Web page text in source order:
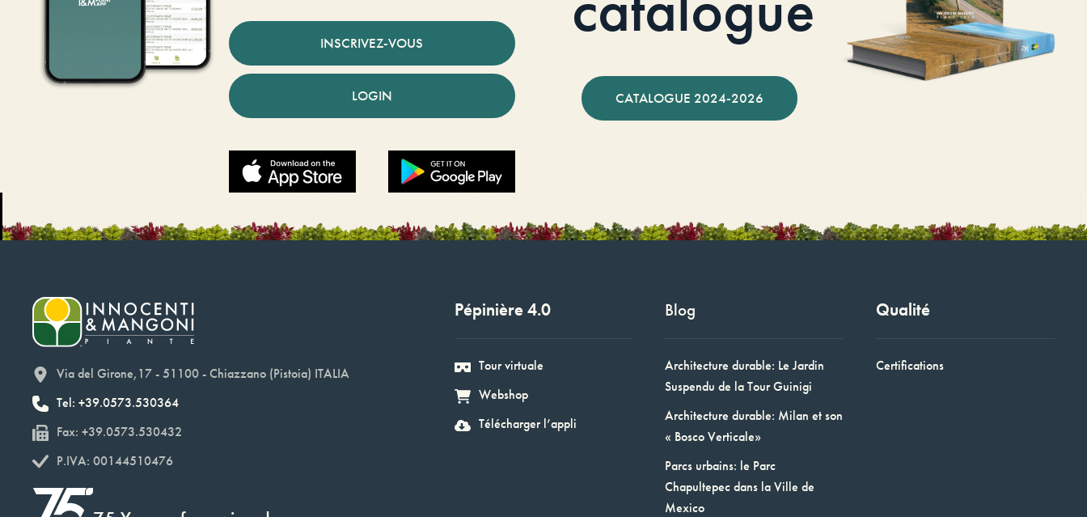
INSCRIVEZ-VOUS
LOGIN CATALOGUE 2024-2026
Via del Girone,17 - 51100 - Chiazzano (Pistoia) ITALIA
Tel: +39.0573.530364
Fax: +39.0573.530432
P.IVA: 00144510476
Pépinière 4.0
Tour virtuale
Webshop
Télécharger l’appli
Blog
Architecture durable: Le Jardin
Suspendu de la Tour Guinigi
Architecture durable: Milan et son
« Bosco Verticale»
Parcs urbains: le Parc
Chapultepec dans la Ville de
Mexico
Qualité
Certifications